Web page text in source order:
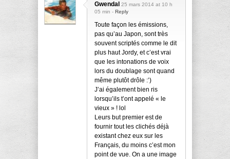
Gwendal 25 mars 2014 at 10 h
05 min - Reply
Toute façon les émissions,
pas qu’au Japon, sont très
souvent scriptés comme le dit
plus haut Jordy, et c’est vrai
que les intonations de voix
lors du doublage sont quand
même plutôt drôle :’)
J’ai également bien ris
lorsqu’ils t’ont appelé « le
vieux » ! lol
Leurs but premier est de
fournir tout les clichés déjà
existant chez eux sur les
Français, du moins c’est mon
point de vue. On a une image